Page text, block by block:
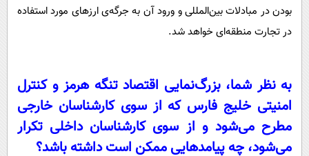
‌بودن در مبادلات بین‌المللی و ورود آن به جرگه‌ی ارزهای مورد استفاده
در تجارت منطقه‌ای خواهد شد.
به نظر شما، بزرگ‌نمایی اقتصاد تنگه هرمز و کنترل
امنیتی خلیج فارس که از سوی کارشناسان خارجی
مطرح می‌شود و از سوی کارشناسان داخلی تکرار
می‌شود، چه پیامدهایی ممکن است داشته باشد؟